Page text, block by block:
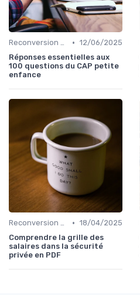
Reconversion et Montée en Compétences • 12/06/2025
Réponses essentielles aux
100 questions du CAP petite
enfance
Reconversion et Montée en Compétences • 18/04/2025
Comprendre la grille des
salaires dans la sécurité
privée en PDF